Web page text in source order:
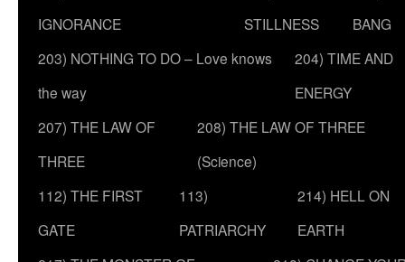
IGNORANCE
STILLNESS
BANG
203) NOTHING TO DO – Love knows
the way
204) TIME AND
ENERGY
207) THE LAW OF
THREE
208) THE LAW OF THREE
(Science)
112) THE FIRST
GATE
113)
PATRIARCHY
214) HELL ON
EARTH